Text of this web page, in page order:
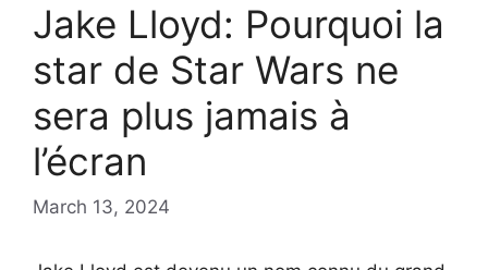
Jake Lloyd: Pourquoi la
star de Star Wars ne
sera plus jamais à
l’écran
March 13, 2024